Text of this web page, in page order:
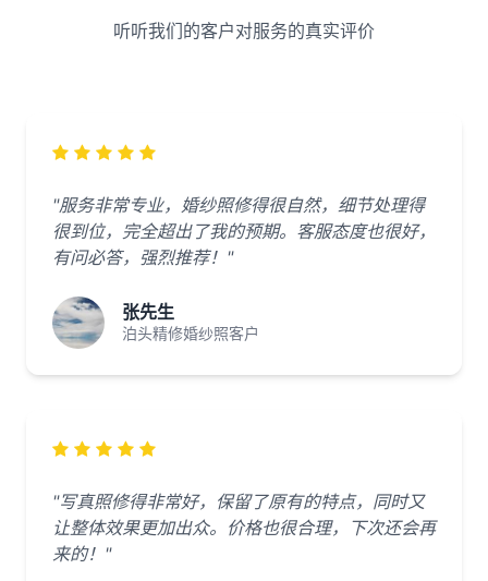
听听我们的客户对服务的真实评价
"服务非常专业，婚纱照修得很自然，细节处理得
很到位，完全超出了我的预期。客服态度也很好，
有问必答，强烈推荐！"
张先生
泊头精修婚纱照客户
"写真照修得非常好，保留了原有的特点，同时又
让整体效果更加出众。价格也很合理，下次还会再
来的！"